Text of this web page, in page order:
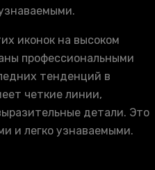
иконок на высоком
профессиональными
тенденций в
четкие линии,
детали. Это
и легко узнаваемыми.